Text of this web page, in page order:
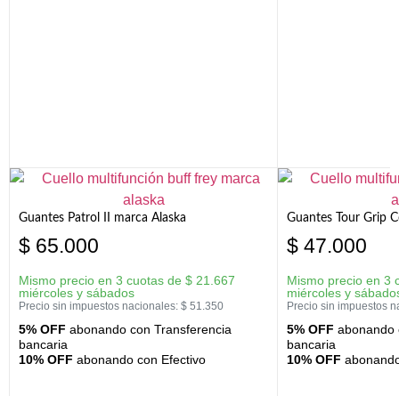
Guantes Patrol II marca Alaska
$ 65.000
Mismo precio en 3 cuotas de $ 21.667
miércoles y sábados
Precio sin impuestos nacionales: $ 51.350
5% OFF abonando con Transferencia
bancaria
10% OFF abonando con Efectivo
Guantes Tour Grip
$ 47.000
Mismo precio en 3
miércoles y
Precio sin impuestos
5% OFF abonando
bancaria
10% OFF